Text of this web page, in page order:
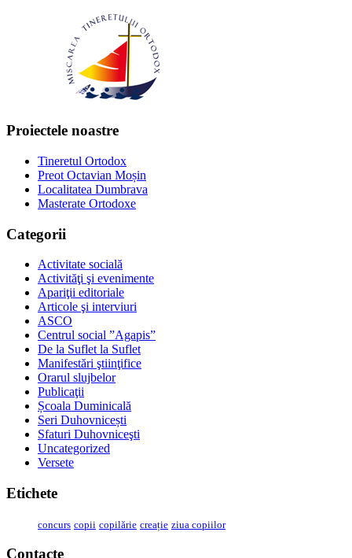
Proiectele noastre
Tineretul Ortodox
Preot Octavian Moșin
Localitatea Dumbrava
Masterate Ortodoxe
Categorii
Activitate socială
Activităţi şi evenimente
Apariţii editoriale
Articole şi interviuri
ASCO
Centrul social ”Agapis”
De la Suflet la Suflet
Manifestări ştiinţifice
Orarul slujbelor
Publicaţii
Școala Duminicală
Seri Duhovnicești
Sfaturi Duhovniceşti
Uncategorized
Versete
Etichete
concurs copii copilărie creație ziua copiilor
Contacte